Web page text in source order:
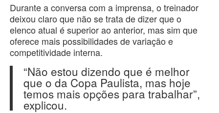
Durante a conversa com a imprensa, o treinador
deixou claro que não se trata de dizer que o
elenco atual é superior ao anterior, mas sim que
oferece mais possibilidades de variação e
competitividade interna.
“Não estou dizendo que é melhor
que o da Copa Paulista, mas hoje
temos mais opções para trabalhar”,
explicou.